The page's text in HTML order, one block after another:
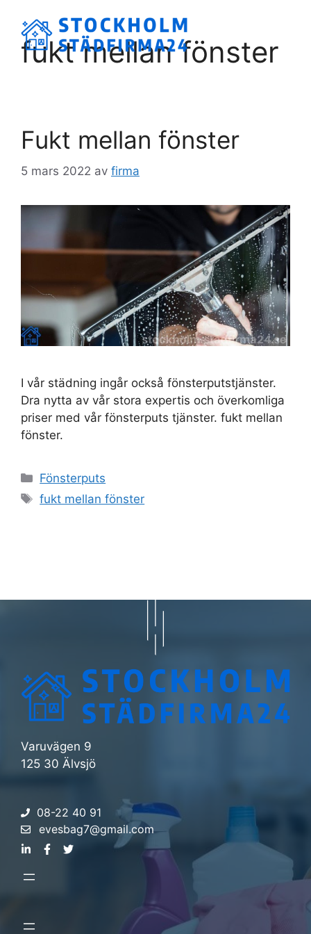
innehållfukt mellan fönster
Fukt mellan fönster
5 mars 2022 av firma
I vår städning ingår också fönsterputstjänster.
Dra nytta av vår stora expertis och överkomliga
priser med vår fönsterputs tjänster. fukt mellan
fönster.
Kategorier
Fönsterputs
Etiketter
fukt mellan fönster
Varuvägen 9
125 30 Älvsjö
08-22 40 91
evesbag7@gmail.com